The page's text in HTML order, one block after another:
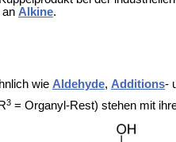
an Alkine.
wie Aldehyde, Additions-
3= Organyl-Rest) stehen mit